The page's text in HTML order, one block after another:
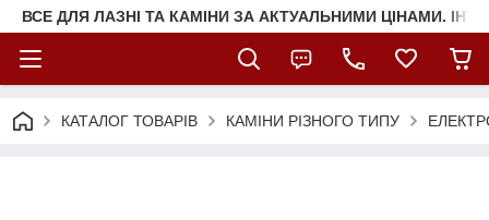
ВСЕ ДЛЯ ЛАЗНІ ТА КАМІНИ ЗА АКТУАЛЬНИМИ ЦІНАМИ.
КАТАЛОГ ТОВАРІВ КАМІНИ РІЗНОГО ТИПУ